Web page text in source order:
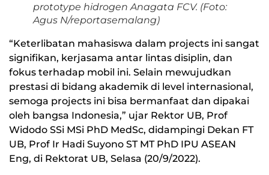
prototype hidrogen Anagata FCV. (Foto:
Agus N/reportasemalang)
“Keterlibatan mahasiswa dalam projects ini sangat
signifikan, kerjasama antar lintas disiplin, dan
fokus terhadap mobil ini. Selain mewujudkan
prestasi di bidang akademik di level internasional,
semoga projects ini bisa bermanfaat dan dipakai
oleh bangsa Indonesia,” ujar Rektor UB, Prof
Widodo SSi MSi PhD MedSc, didampingi Dekan FT
UB, Prof Ir Hadi Suyono ST MT PhD IPU ASEAN
Eng, di Rektorat UB, Selasa (20/9/2022).